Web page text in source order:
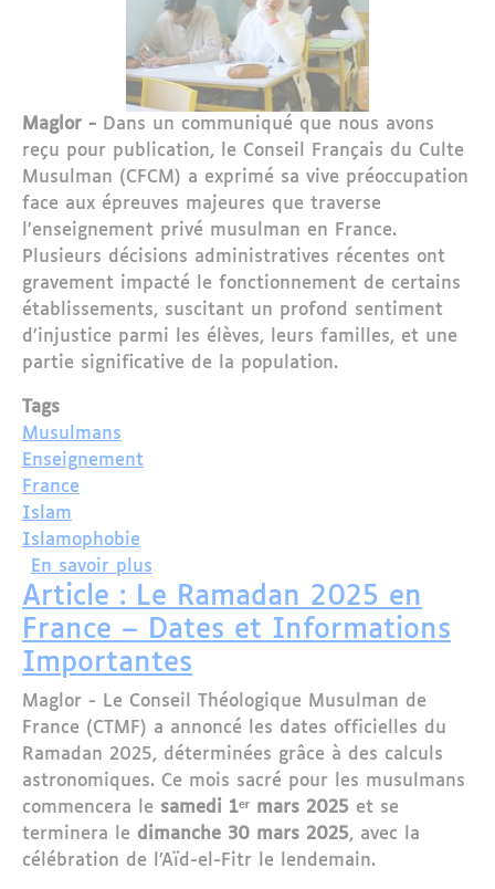
Maglor - Dans un communiqué que nous avons
reçu pour publication, le Conseil Français du Culte
Musulman (CFCM) a exprimé sa vive préoccupation
face aux épreuves majeures que traverse
l’enseignement privé musulman en France.
Plusieurs décisions administratives récentes ont
gravement impacté le fonctionnement de certains
établissements, suscitant un profond sentiment
d’injustice parmi les élèves, leurs familles, et une
partie significative de la population.
Tags
Musulmans
Enseignement
France
Islam
Islamophobie
En savoir plus
Article : Le Ramadan 2025 en
France – Dates et Informations
Importantes
Maglor - Le Conseil Théologique Musulman de
France (CTMF) a annoncé les dates officielles du
Ramadan 2025, déterminées grâce à des calculs
astronomiques. Ce mois sacré pour les musulmans
commencera le samedi 1ᵉʳ mars 2025 et se
terminera le dimanche 30 mars 2025, avec la
célébration de l’Aïd-el-Fitr le lendemain.